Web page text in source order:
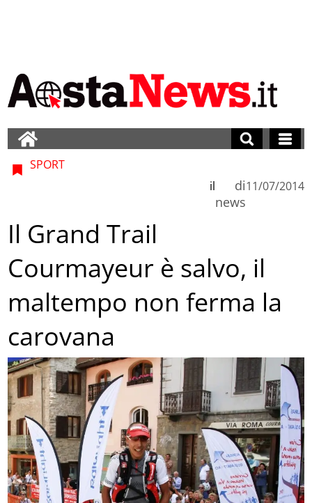
SPORT
di
news
il 11/07/2014
Il Grand Trail
Courmayeur è salvo, il
maltempo non ferma la
carovana